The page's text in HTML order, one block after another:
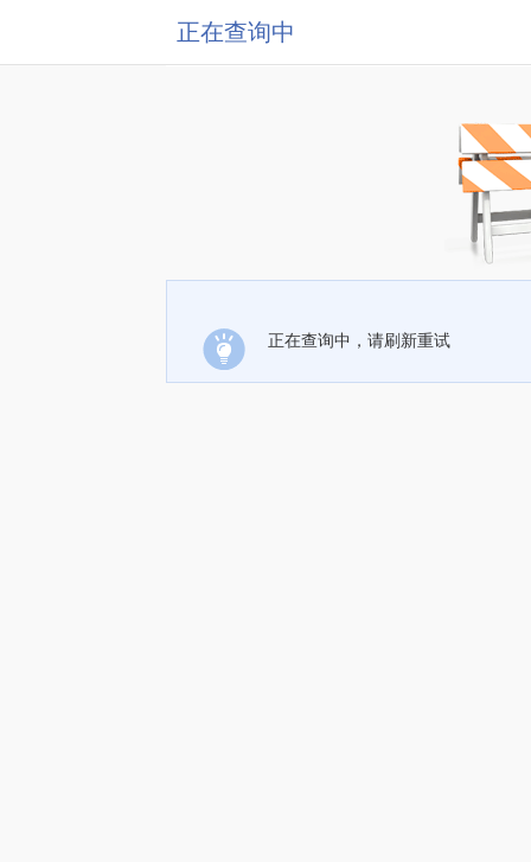
正在查询中
正在查询中，请刷新重试